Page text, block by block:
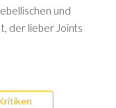
und
der lieber Joints